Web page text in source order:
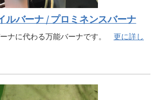
ルバーナ / プロミネンスバーナ
ナに代わる万能バーナです。 更に詳し